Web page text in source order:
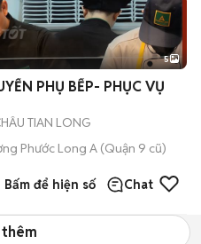
5
PHỤ BẾP- PHỤC VỤ
TIAN LONG
Phước Long A (Quận 9 cũ)
Bấm để hiện số Chat